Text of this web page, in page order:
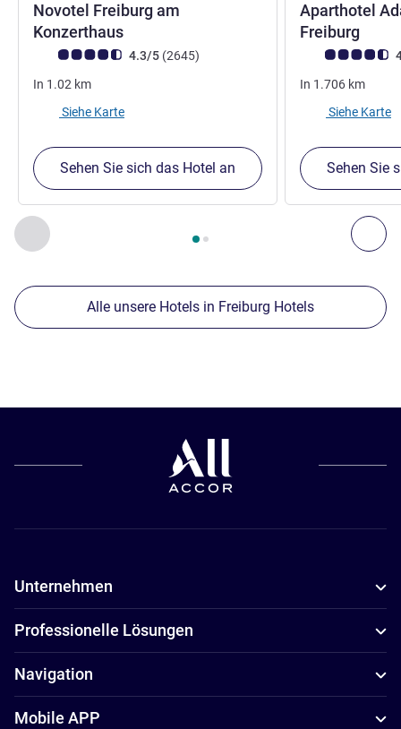
Zurück - Unsere anderen Etablissements in der Nähe
Seite , Unsere anderen Etablissements in der Nähe
Novotel Freiburg am
Konzerthaus
Note Kundenmeinungen (Bewertung ALL)
4.3/5 (2645Bewertungen
)
In 1.02 km
Siehe Karte
Sehen Sie sich das Hotel an
Aparthotel
Freiburg
Note
In 1.706 km
Siehe Karte
Sehen Sie
Alle unsere Hotels in Freiburg Hotels
Unternehmen
Professionelle Lösungen
Navigation
Mobile APP